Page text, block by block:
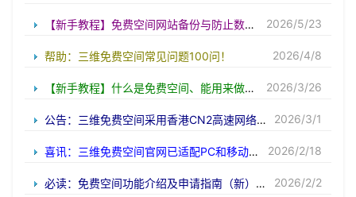
【新手教程】免费空间网站备份与防止数据丢失方法 2026/5/23
帮助：三维免费空间常见问题100问！ 2026/4/8
【新手教程】什么是免费空间、能用来做什么! 2026/3/26
公告：三维免费空间采用香港CN2高速网络！ 2026/3/1
喜讯：三维免费空间官网已适配PC和移动端！ 2026/2/18
必读：免费空间功能介绍及申请指南（新）！ 2026/2/2